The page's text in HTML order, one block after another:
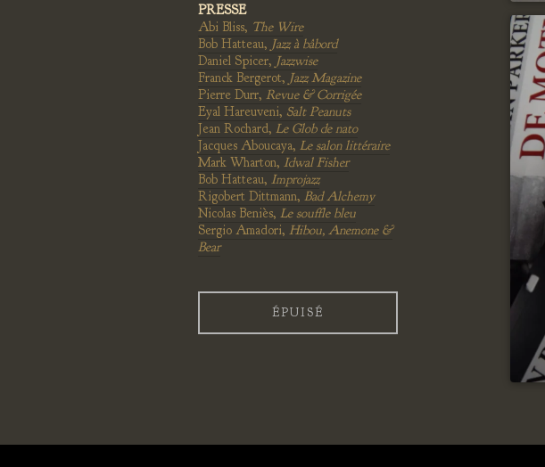
PRESSE
Abi Bliss, The Wire
Bob Hatteau, Jazz à bâbord
Daniel Spicer, Jazzwise
Franck Bergerot, Jazz Magazine
Pierre Durr, Revue & Corrigée
Eyal Hareuveni, Salt Peanuts
Jean Rochard, Le Glob de nato
Jacques Aboucaya, Le salon littéraire
Mark Wharton, Idwal Fisher
Bob Hatteau, Improjazz
Rigobert Dittmann, Bad Alchemy
Nicolas Beniès, Le souffle bleu
Sergio Amadori, Hibou, Anemone &
Bear
ÉPUISÉ